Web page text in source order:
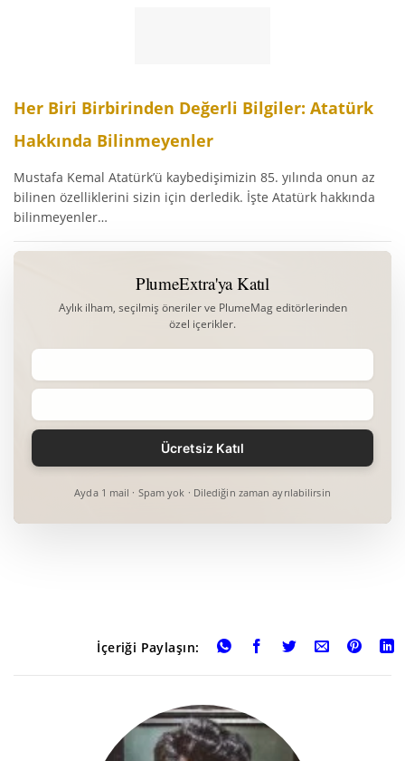
Her Biri Birbirinden Değerli Bilgiler: Atatürk
Hakkında Bilinmeyenler
Mustafa Kemal Atatürk’ü kaybedişimizin 85. yılında onun az
bilinen özelliklerini sizin için derledik. İşte Atatürk hakkında
bilinmeyenler…
PlumeExtra'ya Katıl
Aylık ilham, seçilmiş öneriler ve PlumeMag editörlerinden
özel içerikler.
Ayda 1 mail · Spam yok · Dilediğin zaman ayrılabilirsin
İçeriği Paylaşın: